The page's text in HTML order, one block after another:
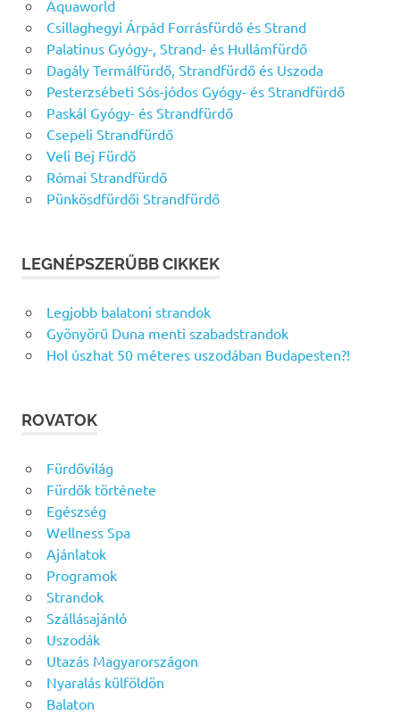
Aquaworld
Csillaghegyi Árpád Forrásfürdő és Strand
Palatinus Gyógy-, Strand- és Hullámfürdő
Dagály Termálfürdő, Strandfürdő és Uszoda
Pesterzsébeti Sós-jódos Gyógy- és Strandfürdő
Paskál Gyógy- és Strandfürdő
Csepeli Strandfürdő
Veli Bej Fürdő
Római Strandfürdő
Pünkösdfürdői Strandfürdő
LEGNÉPSZERŰBB CIKKEK
Legjobb balatoni strandok
Gyönyörű Duna menti szabadstrandok
Hol úszhat 50 méteres uszodában Budapesten?!
ROVATOK
Fürdővilág
Fürdők története
Egészség
Wellness Spa
Ajánlatok
Programok
Strandok
Szállásajánló
Uszodák
Utazás Magyarországon
Nyaralás külföldön
Balaton